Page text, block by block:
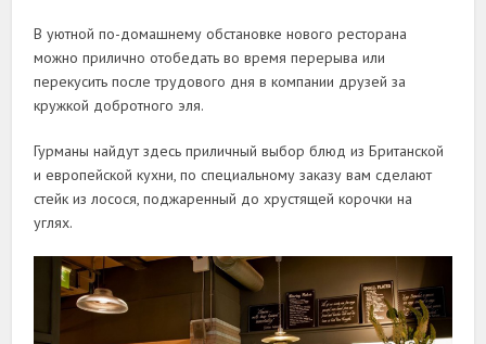
В уютной по-домашнему обстановке нового ресторана
можно прилично отобедать во время перерыва или
перекусить после трудового дня в компании друзей за
кружкой добротного эля.
Гурманы найдут здесь приличный выбор блюд из Британской
и европейской кухни, по специальному заказу вам сделают
стейк из лосося, поджаренный до хрустящей корочки на
углях.